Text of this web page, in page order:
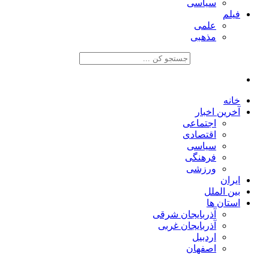
سیاسی
فیلم
علمی
مذهبی
خانه
آخرین اخبار
اجتماعی
اقتصادی
سیاسی
فرهنگی
ورزشی
ایران
بین الملل
استان ها
آذربایجان شرقی
آذربایجان غربی
اردبیل
اصفهان